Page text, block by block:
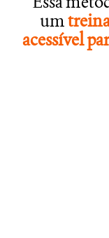
um
acessível